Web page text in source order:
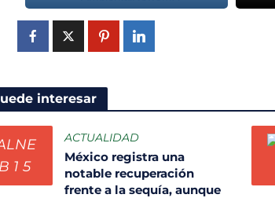
interesar
ACTUALIDAD
México registra una
notable recuperación
frente a la sequía, aunque